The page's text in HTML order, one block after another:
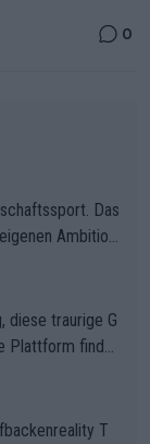
0
Das
konkret am Erf
Das ist ein Zei
diese traurige G
Plattform finde
T